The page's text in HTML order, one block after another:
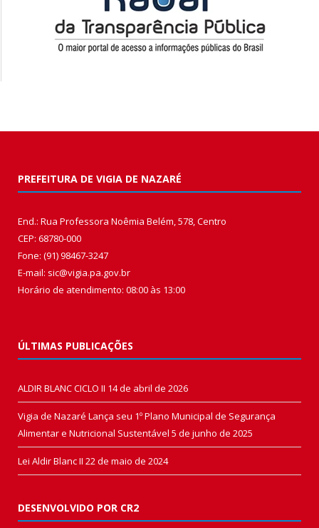
PREFEITURA DE VIGIA DE NAZARÉ
End.: Rua Professora Noêmia Belém, 578, Centro
CEP: 68780-000
Fone: (91) 98467-3247
E-mail: sic@vigia.pa.gov.br
Horário de atendimento: 08:00 às 13:00
ÚLTIMAS PUBLICAÇÕES
ALDIR BLANC CICLO II 14 de abril de 2026
Vigia de Nazaré Lança seu 1º Plano Municipal de Segurança
Alimentar e Nutricional Sustentável 5 de junho de 2025
Lei Aldir Blanc II 22 de maio de 2024
DESENVOLVIDO POR CR2